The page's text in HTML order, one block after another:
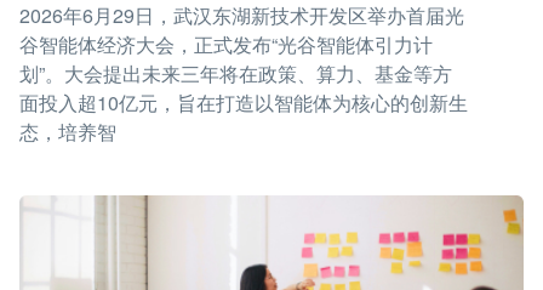
2026年6月29日，武汉东湖新技术开发区举办首届光
谷智能体经济大会，正式发布“光谷智能体引力计
划”。大会提出未来三年将在政策、算力、基金等方
面投入超10亿元，旨在打造以智能体为核心的创新生
态，培养智